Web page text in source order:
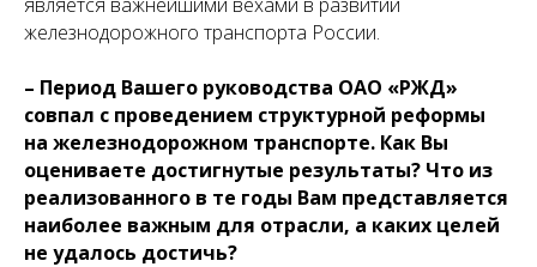
железнодорожного транспорта России.
– Период Вашего руководства ОАО «РЖД»
совпал с проведением структурной реформы
на железнодорожном транспорте. Как Вы
оцениваете достигнутые результаты? Что из
реализованного в те годы Вам представляется
наиболее важным для отрасли, а каких целей
не удалось достичь?